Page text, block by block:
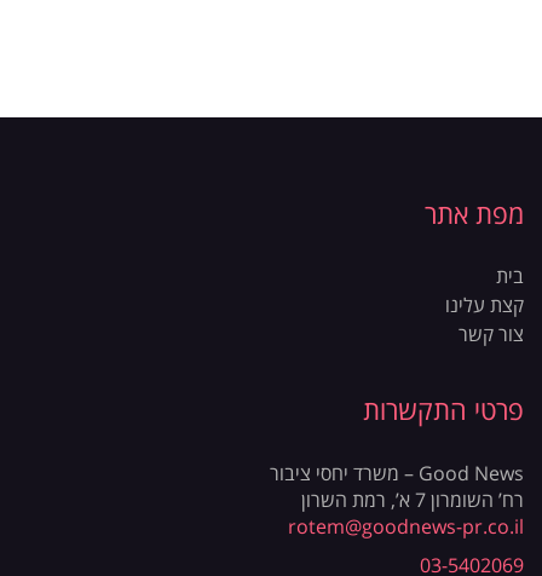
מפת אתר
בית
קצת עלינו
צור קשר
פרטי התקשרות
Good News – משרד יחסי ציבור
רח’ השומרון 7 א’, רמת השרון
rotem@goodnews-pr.co.il
03-5402069